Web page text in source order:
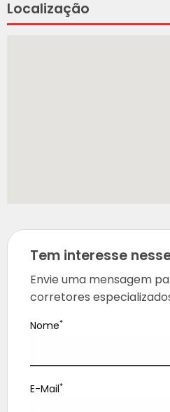
Localização
Tem interesse
Envie uma mensagem
corretores
Nome*
E-Mail*